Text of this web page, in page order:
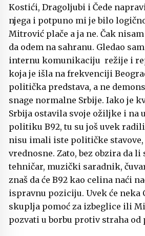
Kostići, Dragoljubi i Čede
njega i potpuno mi je bilo
Mitrović plače a ja ne. Čak
da odem na sahranu. Gledao
internu komunikaciju režije i
koja je išla na frekvenciji
politička predstava, a ne
snage normalne Srbije. Iako je
Srbija ostavila svoje ožiljke i na
politiku B92, tu su još uvek
nisu imali iste političke stavove,
vrednosne. Zato, bez obzira da li
tehničar, muzički saradnik,
znaš da će B92 kao celina naći
ispravnu poziciju. Uvek će neka
skuplja pomoć za izbeglice ili
pozvati u borbu protiv straha